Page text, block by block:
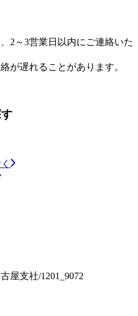
2～3営業日以内にご連絡いた
が遅れることがあります。
屋支社/1201_9072